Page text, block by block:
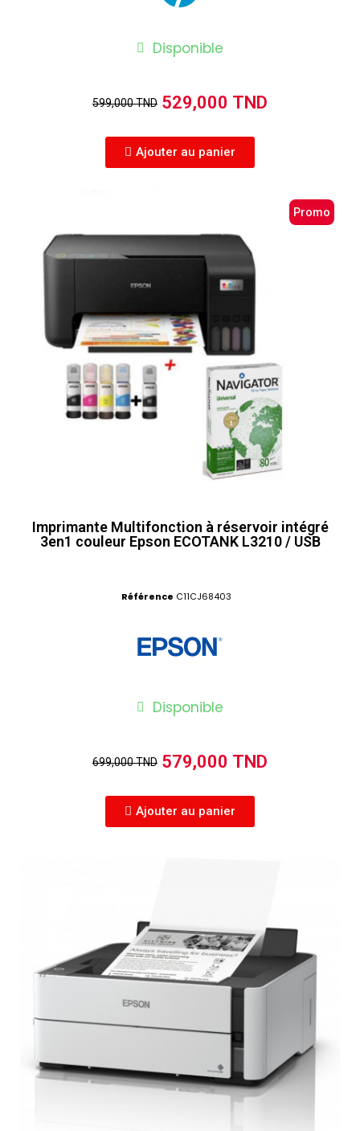
Disponible
599,000 TND 529,000 TND
Ajouter au panier
Promo
Imprimante Multifonction à réservoir intégré
3en1 couleur Epson ECOTANK L3210 / USB
Référence C11CJ68403
Disponible
699,000 TND 579,000 TND
Ajouter au panier